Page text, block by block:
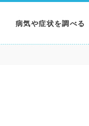
病気や症状を調べる
病気を調べる